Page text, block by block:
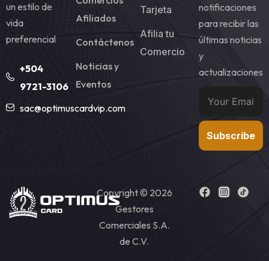
un estilo de
vida
preferencial
+504
9721-3106
sac@optimuscardvip.com
Afiliados
Contáctenos
Noticias y
Eventos
Tarjeta
Afilia tu
Comercio
notificaciones
para recibir las
últimas noticias
y
actualizaciones
Subscribe
Copyright © 2026
Gestores
Comerciales S.A.
de C.V.